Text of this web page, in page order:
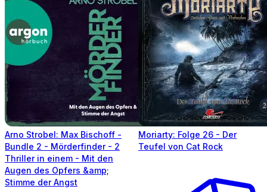
Arno Strobel: Max Bischoff -
Bundle 2 - Mörderfinder - 2
Thriller in einem - Mit den
Augen des Opfers &amp;
Stimme der Angst
Moriarty: Folge 26 - Der
Teufel von Cat Rock